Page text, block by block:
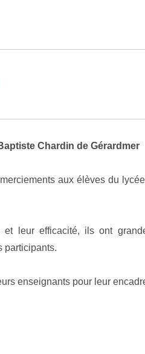
Chardin de Gérardmer
aux élèves du
et leur efficacité, ils ont
participants.
enseignants pour leur